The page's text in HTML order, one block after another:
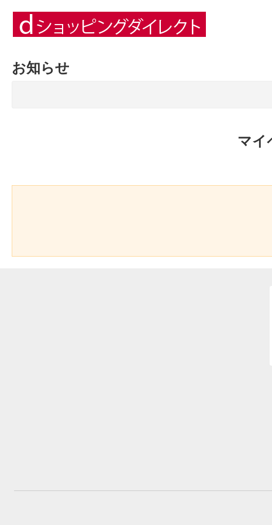
お知らせ
マイ